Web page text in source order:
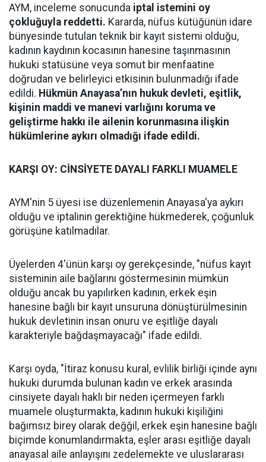
AYM, inceleme sonucunda iptal istemini oy
çokluğuyla reddetti. Kararda, nüfus kütüğünün idare
bünyesinde tutulan teknik bir kayıt sistemi olduğu,
kadının kaydının kocasının hanesine taşınmasının
hukuki statüsüne veya somut bir menfaatine
doğrudan ve belirleyici etkisinin bulunmadığı ifade
edildi. Hükmün Anayasa’nın hukuk devleti, eşitlik,
kişinin maddi ve manevi varlığını koruma ve
geliştirme hakkı ile ailenin korunmasına ilişkin
hükümlerine aykırı olmadığı ifade edildi.
KARŞI OY: CİNSİYETE DAYALI FARKLI MUAMELE
AYM'nin 5 üyesi ise düzenlemenin Anayasa'ya aykırı
olduğu ve iptalinin gerektiğine hükmederek, çoğunluk
görüşüne katılmadılar.
Üyelerden 4'ünün karşı oy gerekçesinde, "nüfus kayıt
sisteminin aile bağlarını göstermesinin mümkün
olduğu ancak bu yapılırken kadının, erkek eşin
hanesine bağlı bir kayıt unsuruna dönüştürülmesinin
hukuk devletinin insan onuru ve eşitliğe dayalı
karakteriyle bağdaşmayacağı" ifade edildi.
Karşı oyda, "İtiraz konusu kural, evlilik birliği içinde aynı
hukuki durumda bulunan kadın ve erkek arasında
cinsiyete dayalı haklı bir neden içermeyen farklı
muamele oluşturmakta, kadının hukuki kişiliğini
bağımsız birey olarak değğil, erkek eşin hanesine bağlı
biçimde konumlandırmakta, eşler arası eşitliğe dayalı
anayasal aile anlayışını zedelemekte ve uluslararası